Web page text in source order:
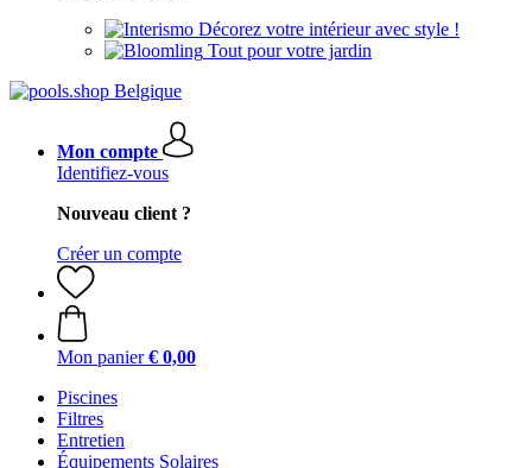
Décorez votre intérieur avec style !
Tout pour votre jardin
Mon compte
Identifiez-vous
Nouveau client ?
Créer un compte
Mon panier € 0,00
Piscines
Filtres
Entretien
Équipements Solaires